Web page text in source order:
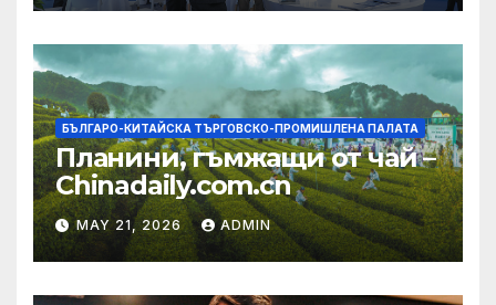
БЪЛГАРО-КИТАЙСКА ТЪРГОВСКО-ПРОМИШЛЕНА ПАЛАТА
Планини, гъмжащи от чай –
Chinadaily.com.cn
MAY 21, 2026 ADMIN